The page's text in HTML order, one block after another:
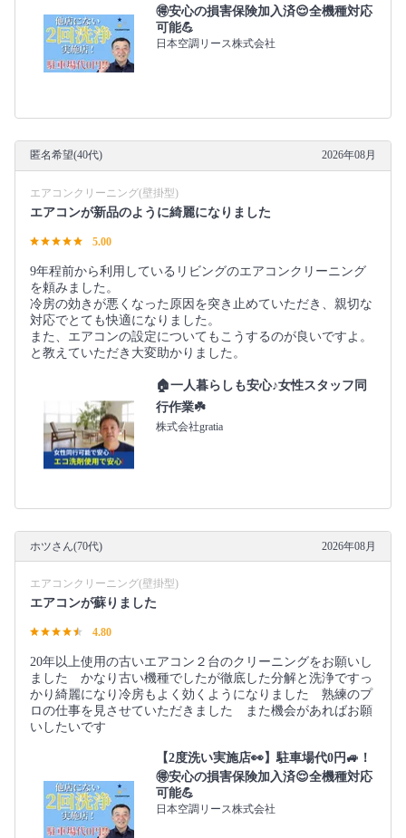
🉐安心の損害保険加入済😌全機種対応
可能💪
日本空調リース株式会社
匿名希望(40代) 2026年08月
エアコンクリーニング(壁掛型)
エアコンが新品のように綺麗になりました
5.00
9年程前から利用しているリビングのエアコンクリーニング
を頼みました。
冷房の効きが悪くなった原因を突き止めていただき、親切な
対応でとても快適になりました。
また、エアコンの設定についてもこうするのが良いですよ。
と教えていただき大変助かりました。
🏠一人暮らしも安心♪女性スタッフ同
行作業☘️
株式会社gratia
ホツさん(70代) 2026年08月
エアコンクリーニング(壁掛型)
エアコンが蘇りました
4.80
20年以上使用の古いエアコン２台のクリーニングをお願いし
ました かなり古い機種でしたが徹底した分解と洗浄ですっ
かり綺麗になり冷房もよく効くようになりました 熟練のプ
ロの仕事を見させていただきました また機会があればお願
いしたいです
【2度洗い実施店👀】駐車場代0円🚙！
🉐安心の損害保険加入済😌全機種対応
可能💪
日本空調リース株式会社